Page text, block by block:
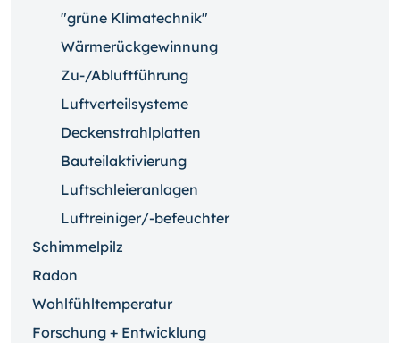
"grüne Klimatechnik"
Wärmerückgewinnung
Zu-/Abluftführung
Luftverteilsysteme
Deckenstrahlplatten
Bauteilaktivierung
Luftschleieranlagen
Luftreiniger/-befeuchter
Schimmelpilz
Radon
Wohlfühltemperatur
Forschung + Entwicklung